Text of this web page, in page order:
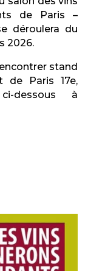
de Paris –
déroulera du
2026.
stand
de Paris 17e,
dessous à